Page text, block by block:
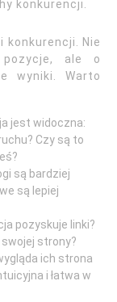
konkurencji.
Nie
ale o
wyniki. Warto
jest widoczna:
Czy są to
są bardziej
są lepiej
pozyskuje linki?
swojej strony?
ich strona
i łatwa w